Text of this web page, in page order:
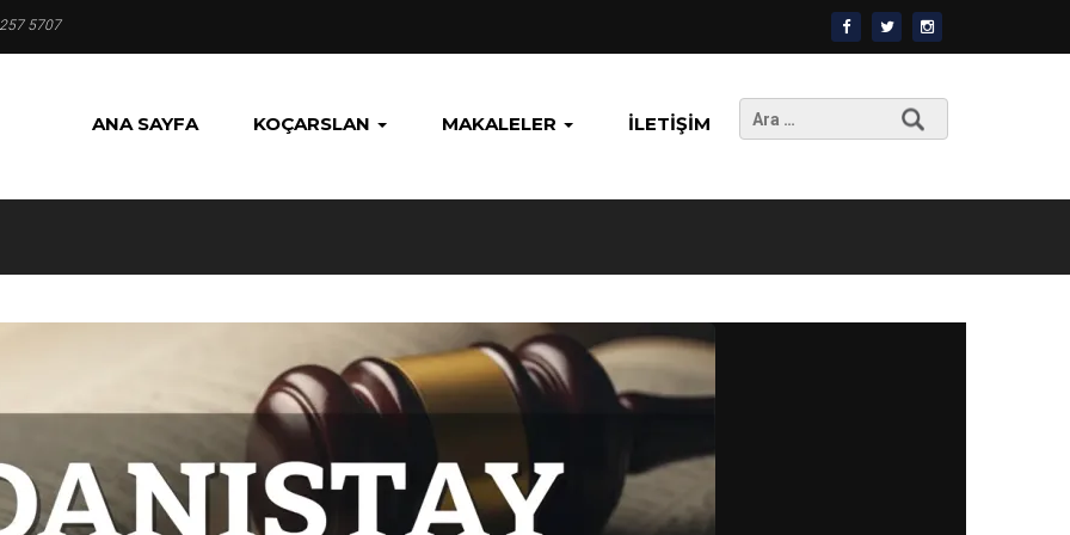
5707
ANA SAYFA KOÇARSLAN MAKALELER İLETIŞIM
Arama: